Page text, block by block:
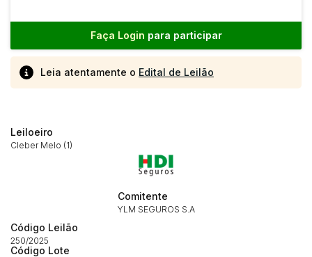
Faça Login para participar
Leia atentamente o Edital de Leilão
Leiloeiro
Cleber Melo (1)
Comitente
YLM SEGUROS S.A
Código Leilão
250/2025
Código Lote
Envie sua Proposta
(Art. 895, CPC)
Histórico de Propostas
Habilite-se para efetuar lances ou